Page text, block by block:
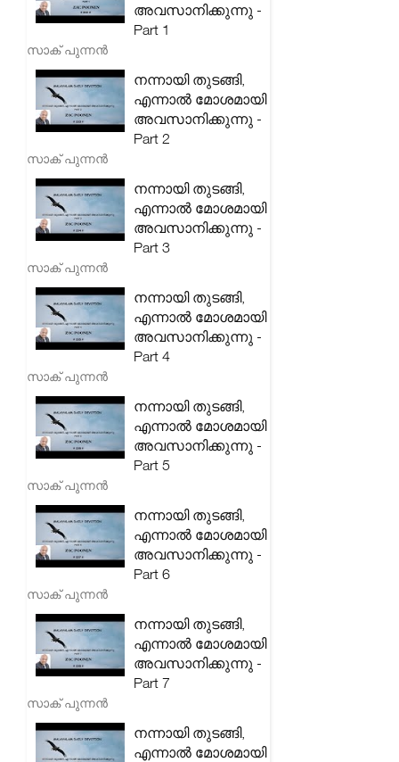
അവസാനിക്കുന്നു -
Part 1
സാക് പുന്നൻ
നന്നായി തുടങ്ങി,
എന്നാൽ മോശമായി
അവസാനിക്കുന്നു -
Part 2
സാക് പുന്നൻ
നന്നായി തുടങ്ങി,
എന്നാൽ മോശമായി
അവസാനിക്കുന്നു -
Part 3
സാക് പുന്നൻ
നന്നായി തുടങ്ങി,
എന്നാൽ മോശമായി
അവസാനിക്കുന്നു -
Part 4
സാക് പുന്നൻ
നന്നായി തുടങ്ങി,
എന്നാൽ മോശമായി
അവസാനിക്കുന്നു -
Part 5
സാക് പുന്നൻ
നന്നായി തുടങ്ങി,
എന്നാൽ മോശമായി
അവസാനിക്കുന്നു -
Part 6
സാക് പുന്നൻ
നന്നായി തുടങ്ങി,
എന്നാൽ മോശമായി
അവസാനിക്കുന്നു -
Part 7
സാക് പുന്നൻ
നന്നായി തുടങ്ങി,
എന്നാൽ മോശമായി